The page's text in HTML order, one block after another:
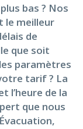
bas ? Nos
le meilleur
de
que soit
paramètres
tarif ? La
l’heure de la
que nous